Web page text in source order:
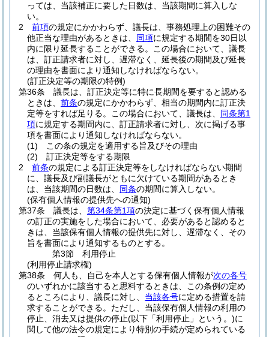
っては、当該補正に要した日数は、当該期間に算入しな
い。
2
前項の規定にかかわらず、議長は、事務処理上の困難その
他正当な理由があるときは、 同項に規定する期間を30日以
内に限り延長することができる。
この場合において、議長
は、訂正請求者に対し、遅滞なく、延長後の期間及び延長
の理由を書面により通知しなければならない。
(訂正決定等の期限の特例)
第36条
議長は、訂正決定等に特に長期間を要すると認める
ときは、 前条の規定にかかわらず、相当の期間内に訂正決
定等をすれば足りる。
この場合において、議長は、 同条第1
項に規定する期間内に、訂正請求者に対し、次に掲げる事
項を書面により通知しなければならない。
(1)
この条の規定を適用する旨及びその理由
(2)
訂正決定等をする期限
2
前条の規定による訂正決定等をしなければならない期間
に、議長及び副議長がともに欠けている期間があるとき
は、当該期間の日数は、 同条の期間に算入しない。
(保有個人情報の提供先への通知)
第37条
議長は、 第34条第1項の決定に基づく保有個人情報
の訂正の実施をした場合において、必要があると認めると
きは、当該保有個人情報の提供先に対し、遅滞なく、その
旨を書面により通知するものとする。
第3節
利用停止
(利用停止請求権)
第38条
何人も、自己を本人とする保有個人情報が次の各号
のいずれかに該当すると思料するときは、この条例の定め
るところにより、議長に対し、 当該各号に定める措置を請
求することができる。 ただし、当該保有個人情報の利用の
停止、消去又は提供の停止(以下「利用停止」という。)に
関して他の法令の規定により特別の手続が定められている